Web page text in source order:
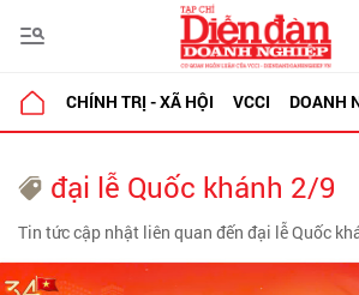
CHÍNH TRỊ - XÃ HỘI VCCI DOANH
đại lễ Quốc khánh 2/9
Tin tức cập nhật liên quan đến đại lễ Quốc